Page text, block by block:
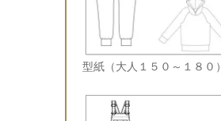
型紙（大人１５０～１８０）